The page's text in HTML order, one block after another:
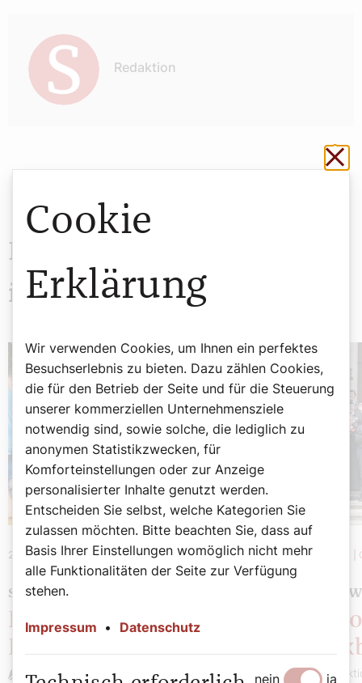
Redaktion
Das könnte Sie auch
interessieren
22. Juli 2024 | Chronik
SEHENSWERT
Potpourri: Diözesaner
Rückblick
Redaktion
9. Juli 2024
Cookie
Erklärung
Wir verwenden Cookies, um Ihnen ein perfektes
Besuchserlebnis zu bieten. Dazu zählen Cookies,
die für den Betrieb der Seite und für die Steuerung
unserer kommerziellen Unternehmensziele
notwendig sind, sowie solche, die lediglich zu
anonymen Statistikzwecken, für
Komforteinstellungen oder zur Anzeige
personalisierter Inhalte genutzt werden.
Entscheiden Sie selbst, welche Kategorien Sie
zulassen möchten. Bitte beachten Sie, dass auf
Basis Ihrer Einstellungen womöglich nicht mehr
alle Funktionalitäten der Seite zur Verfügung
stehen.
Impressum • Datenschutz
nein ja